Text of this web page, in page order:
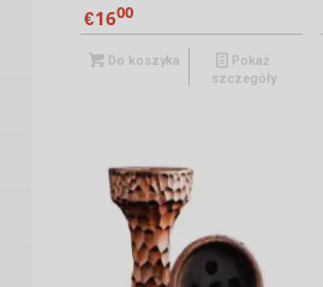
€1600
Do koszyka
Pokaż
szczegóły